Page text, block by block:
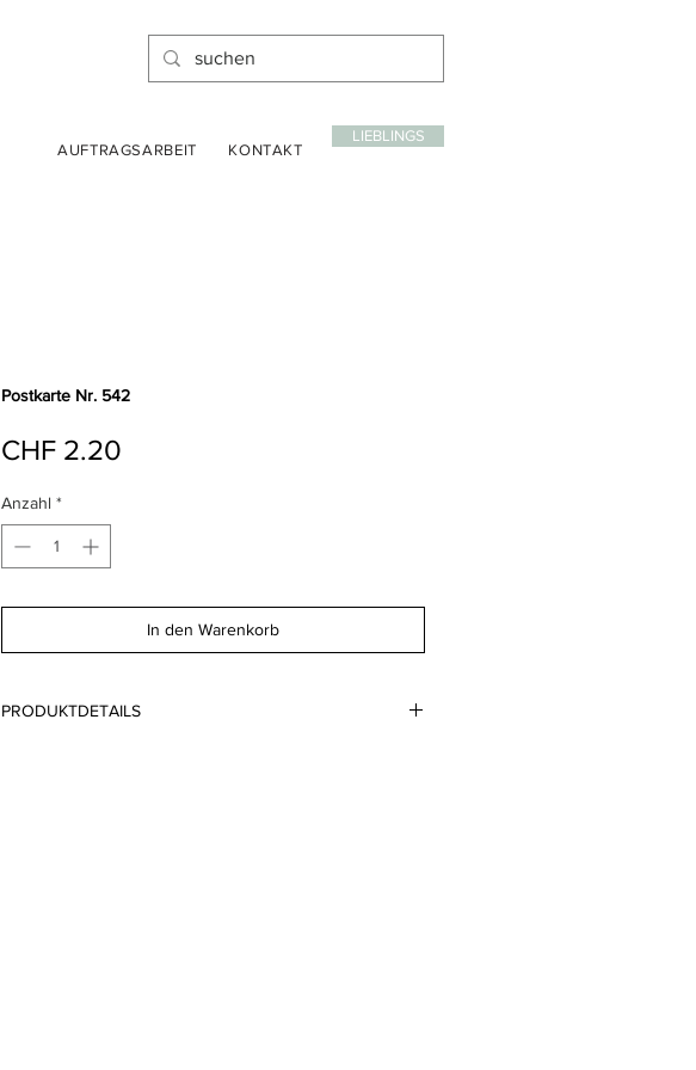
AUFTRAGSARBEIT KONTAKT
LIEBLINGS
Postkarte Nr. 542
CHF 2.20
Anzahl *
In den Warenkorb
PRODUKTDETAILS